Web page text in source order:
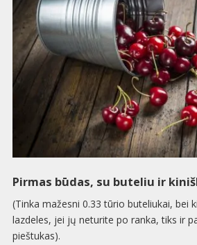
Pirmas būdas, su buteliu ir
(Tinka mažesni 0.33 tūrio buteliukai, bei
lazdeles, jei jų neturite po ranka, tiks ir
pieštukas).